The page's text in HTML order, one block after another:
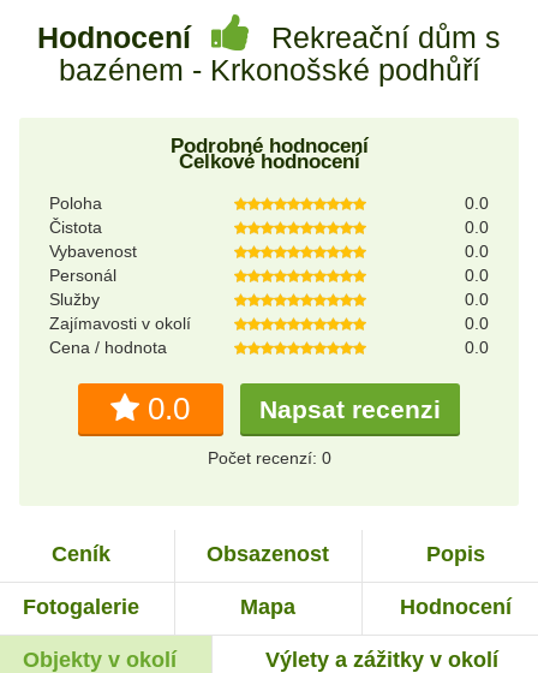
Hodnocení
Rekreační dům s
bazénem - Krkonošské podhůří
Podrobné hodnocení
Celkové hodnocení
Poloha
0.0
Čistota
0.0
Vybavenost
0.0
Personál
0.0
Služby
0.0
Zajímavosti v okolí
0.0
Cena / hodnota
0.0
0.0 Napsat recenzi
Počet recenzí: 0
Ceník Obsazenost Popis
Fotogalerie Mapa Hodnocení
Objekty v okolí Výlety a zážitky v okolí